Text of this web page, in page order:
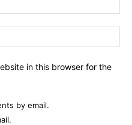
in this browser for the
by email.